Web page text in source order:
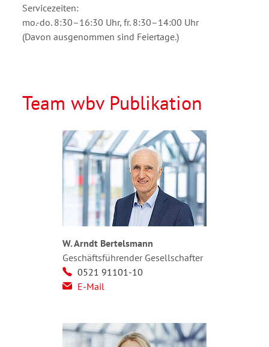
Servicezeiten:
mo.-do. 8:30–16:30 Uhr, fr. 8:30–14:00 Uhr
(Davon ausgenommen sind Feiertage.)
Team wbv Publikation
W. Arndt Bertelsmann
Geschäftsführender Gesellschafter
0521 91101-10
E-Mail